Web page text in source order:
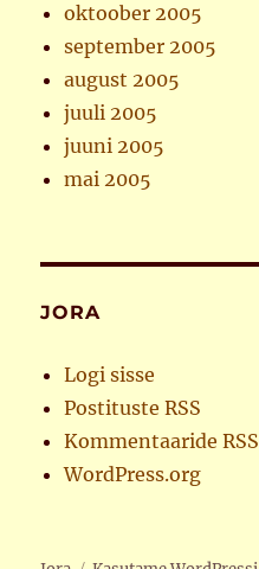
oktoober 2005
september 2005
august 2005
juuli 2005
juuni 2005
mai 2005
JORA
Logi sisse
Postituste RSS
Kommentaaride RSS
WordPress.org